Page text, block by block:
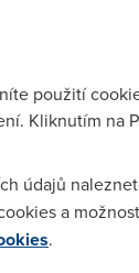
vdecnej.
sebe trepal
Uvidíš,že to
použití
Kliknutím na
údajů
a
.